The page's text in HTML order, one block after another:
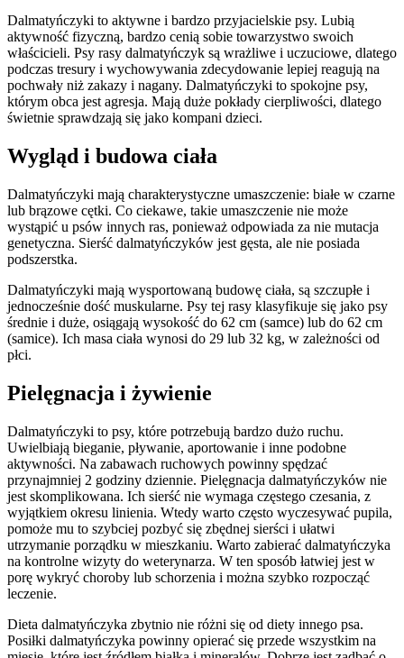
Dalmatyńczyki to aktywne i bardzo przyjacielskie psy. Lubią
aktywność fizyczną, bardzo cenią sobie towarzystwo swoich
właścicieli. Psy rasy dalmatyńczyk są wrażliwe i uczuciowe, dlatego
podczas tresury i wychowywania zdecydowanie lepiej reagują na
pochwały niż zakazy i nagany. Dalmatyńczyki to spokojne psy,
którym obca jest agresja. Mają duże pokłady cierpliwości, dlatego
świetnie sprawdzają się jako kompani dzieci.
Wygląd i budowa ciała
Dalmatyńczyki mają charakterystyczne umaszczenie: białe w czarne
lub brązowe cętki. Co ciekawe, takie umaszczenie nie może
wystąpić u psów innych ras, ponieważ odpowiada za nie mutacja
genetyczna. Sierść dalmatyńczyków jest gęsta, ale nie posiada
podszerstka.
Dalmatyńczyki mają wysportowaną budowę ciała, są szczupłe i
jednocześnie dość muskularne. Psy tej rasy klasyfikuje się jako psy
średnie i duże, osiągają wysokość do 62 cm (samce) lub do 62 cm
(samice). Ich masa ciała wynosi do 29 lub 32 kg, w zależności od
płci.
Pielęgnacja i żywienie
Dalmatyńczyki to psy, które potrzebują bardzo dużo ruchu.
Uwielbiają bieganie, pływanie, aportowanie i inne podobne
aktywności. Na zabawach ruchowych powinny spędzać
przynajmniej 2 godziny dziennie. Pielęgnacja dalmatyńczyków nie
jest skomplikowana. Ich sierść nie wymaga częstego czesania, z
wyjątkiem okresu linienia. Wtedy warto często wyczesywać pupila,
pomoże mu to szybciej pozbyć się zbędnej sierści i ułatwi
utrzymanie porządku w mieszkaniu. Warto zabierać dalmatyńczyka
na kontrolne wizyty do weterynarza. W ten sposób łatwiej jest w
porę wykryć choroby lub schorzenia i można szybko rozpocząć
leczenie.
Dieta dalmatyńczyka zbytnio nie różni się od diety innego psa.
Posiłki dalmatyńczyka powinny opierać się przede wszystkim na